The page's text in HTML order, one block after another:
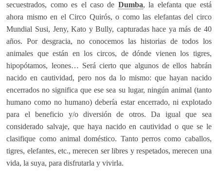
secuestrados, como es el caso de Dumba, la elefanta que está
ahora mismo en el Circo Quirós, o como las elefantas del circo
Mundial Susi, Jeny, Kato y Bully, capturadas hace ya más de 40
años. Por desgracia, no conocemos las historias de todos los
animales que están en los circos, de dónde vienen los tigres,
hipopótamos, leones… Será cierto que algunos de ellos habrán
nacido en cautividad, pero nos da lo mismo: que hayan nacido
encerrados no significa que ese sea su lugar, ningún animal (tanto
humano como no humano) debería estar encerrado, ni explotado
para el beneficio y/o diversión de otros. Da igual que sea
considerado salvaje, que haya nacido en cautividad o que se le
clasifique como animal doméstico. Tanto perros como caballos,
tigres, elefantes, etc., merecen ser libres y respetados, merecen una
vida, la suya, para disfrutarla y vivirla.